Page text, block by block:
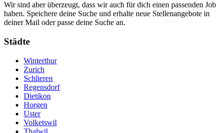
Wir sind aber überzeugt, dass wir auch für dich einen passenden Job
haben. Speichere deine Suche und erhalte neue Stellenangebote in
deiner Mail oder passe deine Suche an.
Städte
Winterthur
Zurich
Schlieren
Regensdorf
Dietikon
Horgen
Uster
Volketswil
Thalwil